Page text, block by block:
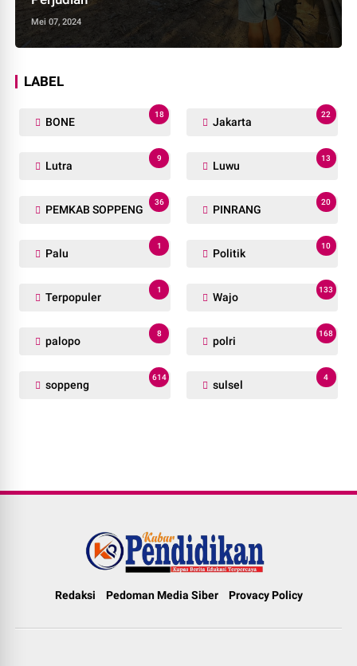
Mei 07, 2024
LABEL
BONE
18
Jakarta
22
Lutra
9
Luwu
13
PEMKAB SOPPENG
36
PINRANG
20
Palu
1
Politik
10
Terpopuler
1
Wajo
133
palopo
8
polri
168
soppeng
614
sulsel
4
Redaksi Pedoman Media Siber Provacy Policy